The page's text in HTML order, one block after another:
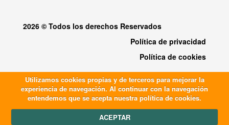
2026 © Todos los derechos Reservados
Política de privacidad
Política de cookies
Utilizamos cookies propias y de terceros para mejorar la
experiencia de navegación. Al continuar con la navegación
entendemos que se acepta nuestra política de cookies.
ACEPTAR